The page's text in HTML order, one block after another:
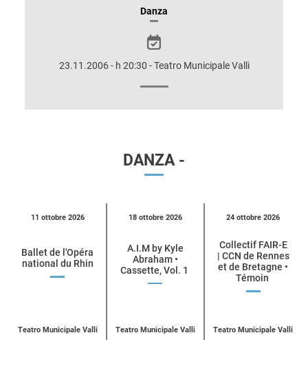
INFORMAZIONIDanza
23.11.2006 - h 20:30 - Teatro Municipale Valli
DANZA -
per
categoria
11 ottobre 2026
Ballet de l'Opéra
national du Rhin
L’OPÉRA
NATIONAL
Teatro Municipale Valli
18 ottobre 2026
A.I.M by Kyle
Abraham •
Cassette, Vol. 1
KYLE
ABRAHAM
Teatro Municipale Valli
24 ottobre 2026
Collectif FAIR-E
| CCN de Rennes
et de Bretagne •
Témoin
E
| CCN DE
Teatro Municipale Valli